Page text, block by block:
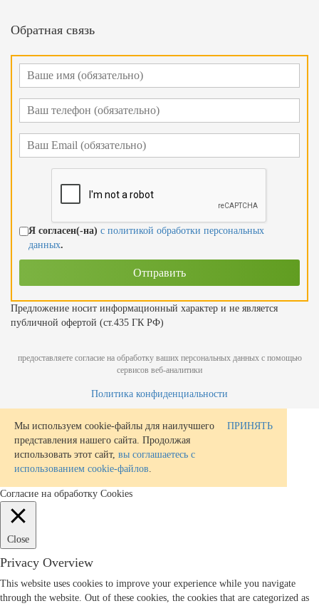
Обратная связь
Я согласен(-на) с политикой обработки персональных
данных.
Предложение носит информационный характер и не является
публичной офертой (ст.435 ГК РФ)
предоставляете согласие на обработку ваших персональных данных с помощью
сервисов веб-аналитики
Политика конфиденциальности
Мы используем cookie-файлы для наилучшего
представления нашего сайта. Продолжая
использовать этот сайт, вы соглашаетесь с
использованием cookie-файлов.
ПРИНЯТЬ
Согласие на обработку Cookies
Close
Privacy Overview
This website uses cookies to improve your experience while you navigate
through the website. Out of these cookies, the cookies that are categorized as